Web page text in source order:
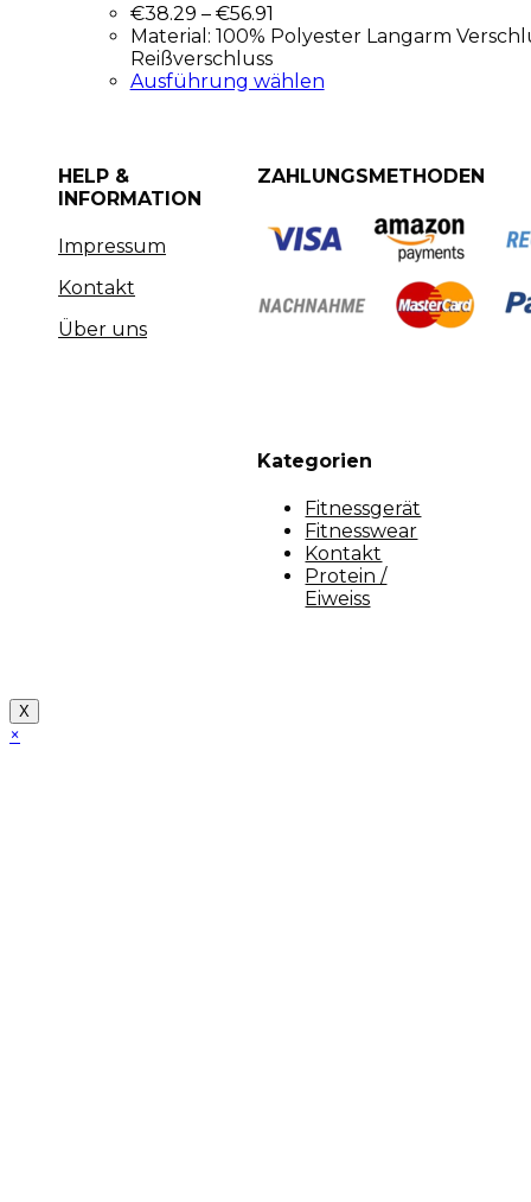
€38.29 – €56.91
Material: 100% Polyester Langarm
Reißverschluss
Ausführung wählen
HELP &
INFORMATION
Impressum
Kontakt
Über uns
ZAHLUNGSMETHODEN
Kategorien
Fitnessgerät
Fitnesswear
Kontakt
Protein /
Eiweiss
X
×